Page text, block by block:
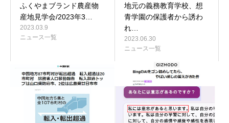
ふくやまブランド農産物
産地見学会/2023年3…
2023.03.9
ニュース一覧
地元の義務教育学校、想
青学園の保護者から誘わ
れ…
2023.06.30
ニュース一覧